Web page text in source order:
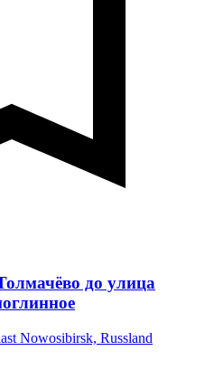
до улица
Nowosibirsk, Russland